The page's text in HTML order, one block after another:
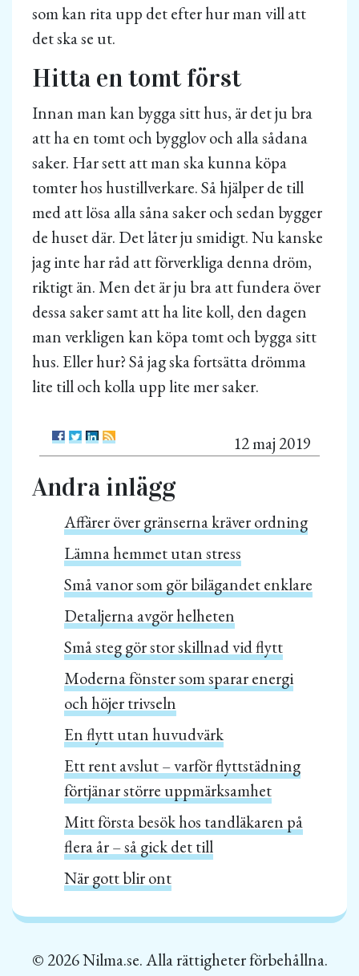
som kan rita upp det efter hur man vill att
det ska se ut.
Hitta en tomt först
Innan man kan bygga sitt hus, är det ju bra
att ha en tomt och bygglov och alla sådana
saker. Har sett att man ska kunna köpa
tomter hos hustillverkare. Så hjälper de till
med att lösa alla såna saker och sedan bygger
de huset där. Det låter ju smidigt. Nu kanske
jag inte har råd att förverkliga denna dröm,
riktigt än. Men det är ju bra att fundera över
dessa saker samt att ha lite koll, den dagen
man verkligen kan köpa tomt och bygga sitt
hus. Eller hur? Så jag ska fortsätta drömma
lite till och kolla upp lite mer saker.
12 maj 2019
Andra inlägg
Affärer över gränserna kräver ordning
Lämna hemmet utan stress
Små vanor som gör bilägandet enklare
Detaljerna avgör helheten
Små steg gör stor skillnad vid flytt
Moderna fönster som sparar energi
och höjer trivseln
En flytt utan huvudvärk
Ett rent avslut – varför flyttstädning
förtjänar större uppmärksamhet
Mitt första besök hos tandläkaren på
flera år – så gick det till
När gott blir ont
© 2026 Nilma.se. Alla rättigheter förbehållna.